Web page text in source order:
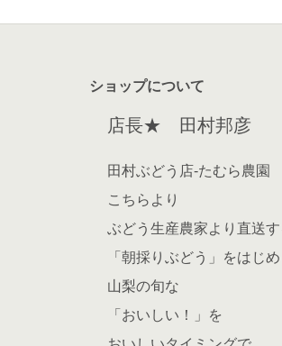
ショップについて
店長★ 田村邦彦
田村ぶどう店-たむら農
こちらより
ぶどう生産農家より直送す
「朝採りぶどう」をはじめ
山梨の旬な
「おいしい！」を